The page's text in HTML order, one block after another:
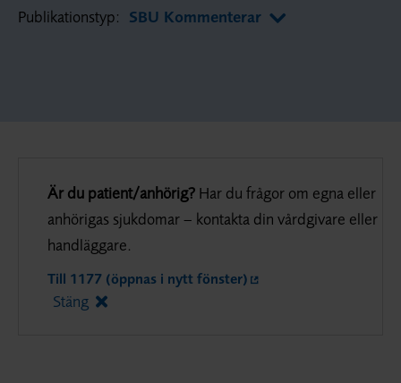
Publikationstyp: SBU Kommenterar
Är du patient/anhörig? Har du frågor om egna eller
anhörigas sjukdomar – kontakta din vårdgivare eller
handläggare.
Till 1177 (öppnas i nytt fönster)
Stäng